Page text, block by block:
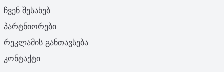
ჩვენ შესახებ
პარტნიორები
რეკლამის განთავსება
კონტაქტი